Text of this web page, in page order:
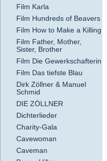
Film Karla
Film Hundreds of Beavers
Film How to Make a Killing
Film Father, Mother,
Sister, Brother
Film Die Gewerkschafterin
Film Das tiefste Blau
Dirk Zöllner & Manuel
Schmid
DIE ZÖLLNER
Dichterlieder
Charity-Gala
Cavewoman
Caveman